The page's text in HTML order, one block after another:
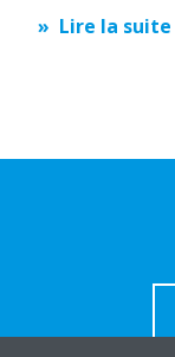
Lire la suite